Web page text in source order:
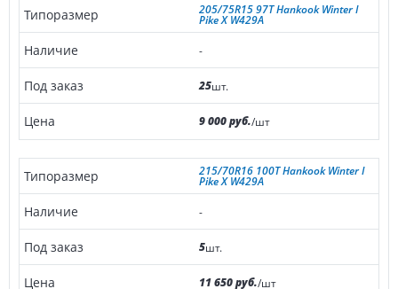
205/75R15 97T Hankook Winter I
Pike X W429A
-
25шт.
9 000 руб./шт
215/70R16 100T Hankook Winter I
Pike X W429A
-
5шт.
11 650 руб./шт